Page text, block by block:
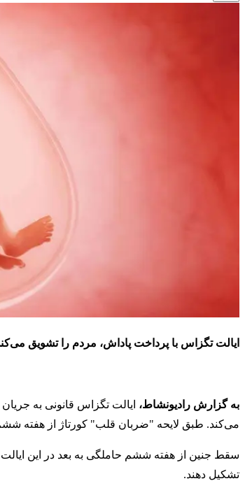
ایالت تگزاس با پرداخت پاداش، مردم را تشویق
به گزارش رادیونشاط، ایالت تگزاس قانونی به
می‌کند. طبق لایحه‌ "ضربان قلب" کورتاژ از هفته
سقط جنین از هفته ششم حاملگی به بعد در این
تشکیل دهند.